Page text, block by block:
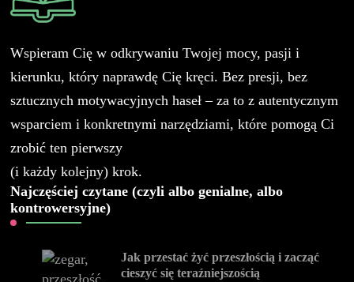
Wspieram Cię w odkrywaniu Twojej mocy, pasji i
kierunku, który naprawdę Cię kręci. Bez presji, bez
sztucznych motywacyjnych haseł – za to z autentycznym
wsparciem i konkretnymi narzędziami, które pomogą Ci
zrobić ten pierwszy
(i każdy kolejny) krok.
Najczęściej czytane (czyli albo genialne, albo
kontrowersyjne)
Jak przestać żyć przeszłością i zacząć
cieszyć się teraźniejszością